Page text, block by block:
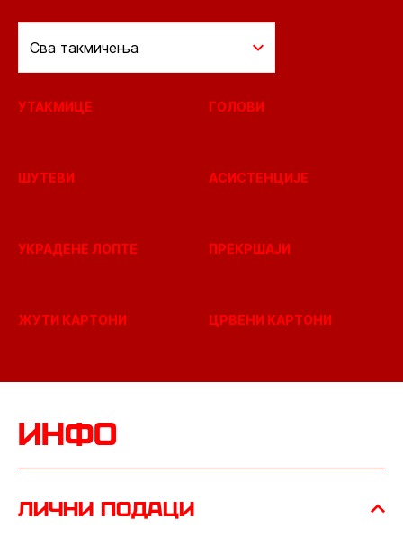
Сва такмичења
УТАКМИЦЕ ГОЛОВИ
ШУТЕВИ АСИСТЕНЦИЈЕ
УКРАДЕНЕ ЛОПТЕ ПРЕКРШАЈИ
ЖУТИ КАРТОНИ ЦРВЕНИ КАРТОНИ
инфо
лични подаци